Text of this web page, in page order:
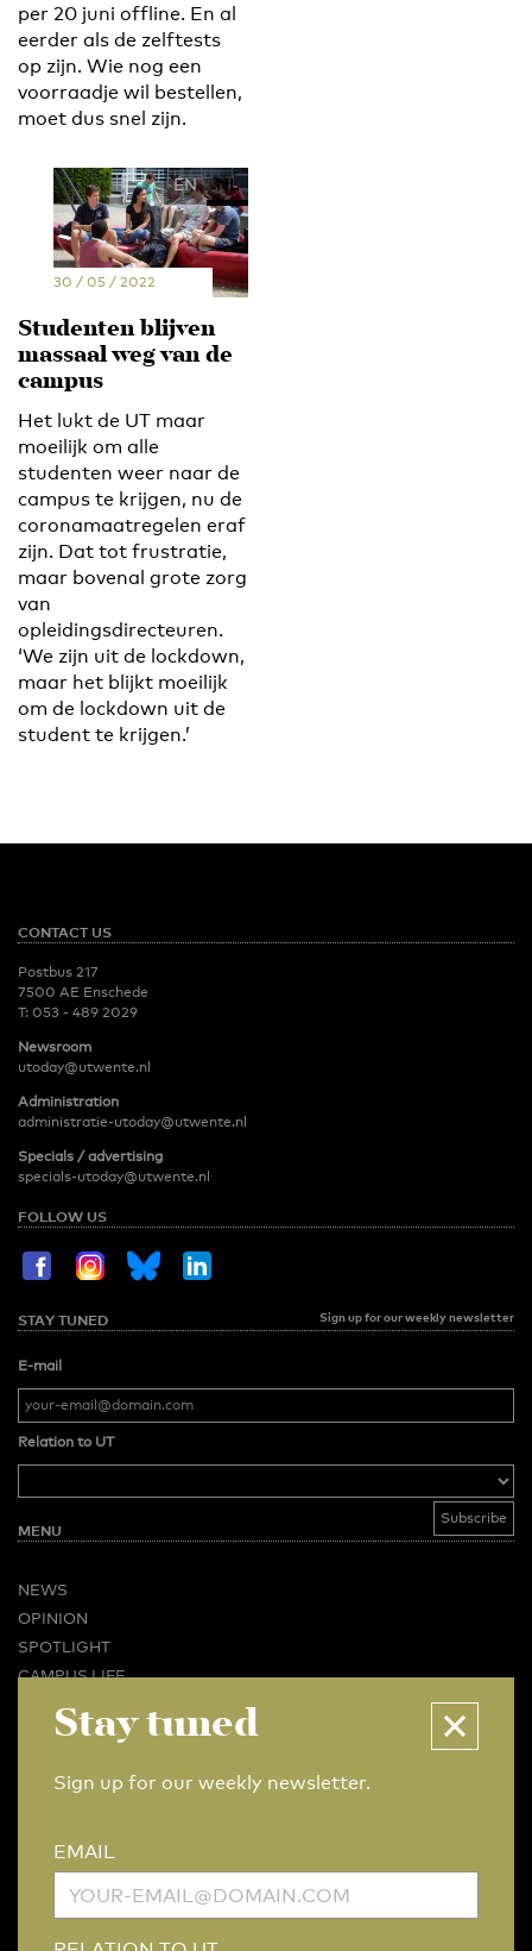
per 20 juni offline. En al
eerder als de zelftests
op zijn. Wie nog een
voorraadje wil bestellen,
moet dus snel zijn.
EN NL
30 / 05 / 2022
Studenten blijven
massaal weg van de
campus
Het lukt de UT maar
moeilijk om alle
studenten weer naar de
campus te krijgen, nu de
coronamaatregelen eraf
zijn. Dat tot frustratie,
maar bovenal grote zorg
van
opleidingsdirecteuren.
‘We zijn uit de lockdown,
maar het blijkt moeilijk
om de lockdown uit de
student te krijgen.’
CONTACT US
Postbus 217
7500 AE Enschede
T: 053 - 489 2029
Newsroom
utoday@utwente.nl
Administration
administratie-utoday@utwente.nl
Specials / advertising
specials-utoday@utwente.nl
FOLLOW US
STAY TUNED Sign up for our weekly newsletter
E-mail
Relation to UT
MENU
NEWS
OPINION
SPOTLIGHT
CAMPUS LIFE
BUSINESS & CAREER
CONTACT
ARCHIVE
MORE
Stay tuned
Sign up for our weekly newsletter.
EMAIL